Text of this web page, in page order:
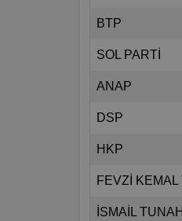
BTP
SOL PARTİ
ANAP
DSP
HKP
FEVZİ KEMAL
İSMAİL